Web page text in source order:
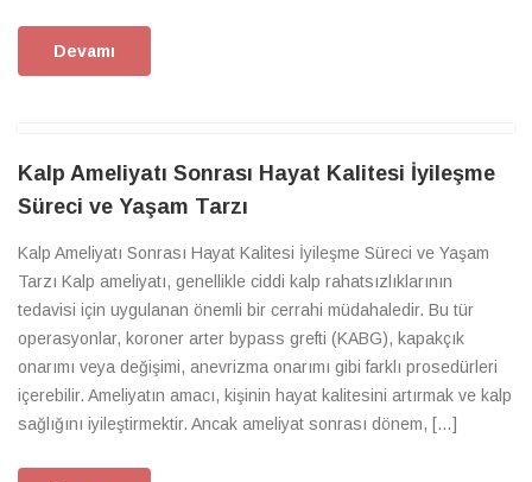
Devamı
Kalp Ameliyatı Sonrası Hayat Kalitesi İyileşme
Süreci ve Yaşam Tarzı
Kalp Ameliyatı Sonrası Hayat Kalitesi İyileşme Süreci ve Yaşam
Tarzı Kalp ameliyatı, genellikle ciddi kalp rahatsızlıklarının
tedavisi için uygulanan önemli bir cerrahi müdahaledir. Bu tür
operasyonlar, koroner arter bypass grefti (KABG), kapakçık
onarımı veya değişimi, anevrizma onarımı gibi farklı prosedürleri
içerebilir. Ameliyatın amacı, kişinin hayat kalitesini artırmak ve kalp
sağlığını iyileştirmektir. Ancak ameliyat sonrası dönem, […]